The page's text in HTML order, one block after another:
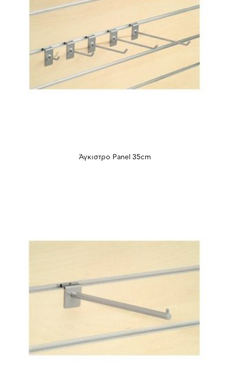
Άγκιστρο Panel 35cm